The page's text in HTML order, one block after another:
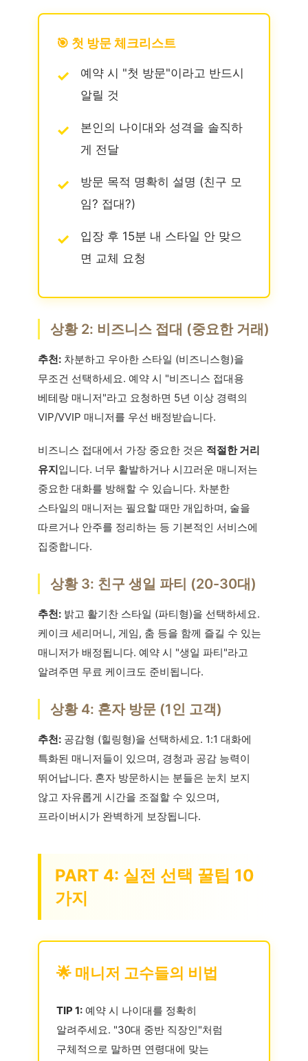
🎯 첫 방문 체크리스트
예약 시 "첫 방문"이라고 반드시
알릴 것
본인의 나이대와 성격을 솔직하
게 전달
방문 목적 명확히 설명 (친구 모
임? 접대?)
입장 후 15분 내 스타일 안 맞으
면 교체 요청
상황 2: 비즈니스 접대 (중요한 거래)
추천: 차분하고 우아한 스타일 (비즈니스형)을
무조건 선택하세요. 예약 시 "비즈니스 접대용
베테랑 매니저"라고 요청하면 5년 이상 경력의
VIP/VVIP 매니저를 우선 배정받습니다.
비즈니스 접대에서 가장 중요한 것은 적절한 거리
유지입니다. 너무 활발하거나 시끄러운 매니저는
중요한 대화를 방해할 수 있습니다. 차분한
스타일의 매니저는 필요할 때만 개입하며, 술을
따르거나 안주를 정리하는 등 기본적인 서비스에
집중합니다.
상황 3: 친구 생일 파티 (20-30대)
추천: 밝고 활기찬 스타일 (파티형)을 선택하세요.
케이크 세리머니, 게임, 춤 등을 함께 즐길 수 있는
매니저가 배정됩니다. 예약 시 "생일 파티"라고
알려주면 무료 케이크도 준비됩니다.
상황 4: 혼자 방문 (1인 고객)
추천: 공감형 (힐링형)을 선택하세요. 1:1 대화에
특화된 매니저들이 있으며, 경청과 공감 능력이
뛰어납니다. 혼자 방문하시는 분들은 눈치 보지
않고 자유롭게 시간을 조절할 수 있으며,
프라이버시가 완벽하게 보장됩니다.
PART 4: 실전 선택 꿀팁 10
가지
🌟 매니저 고수들의 비법
TIP 1: 예약 시 나이대를 정확히
알려주세요. "30대 중반 직장인"처럼
구체적으로 말하면 연령대에 맞는